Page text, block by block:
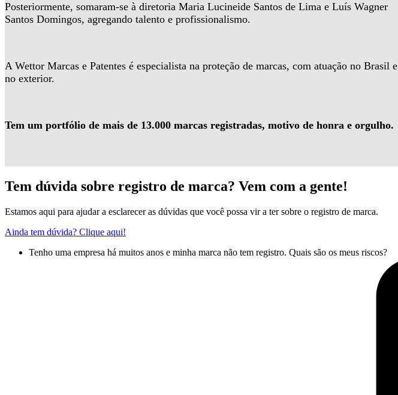
Posteriormente, somaram-se à diretoria Maria Lucineide Santos de Lima e Luís Wagner
Santos Domingos, agregando talento e profissionalismo.
A Wettor Marcas e Patentes é especialista na proteção de marcas, com atuação no Brasil e
no exterior.
Tem um portfólio de mais de 13.000 marcas registradas, motivo de honra e orgulho.
Tem dúvida sobre registro de marca? Vem com a gente!
Estamos aqui para ajudar a esclarecer as dúvidas que você possa vir a ter sobre o registro de marca.
Ainda tem dúvida? Clique aqui!
Tenho uma empresa há muitos anos e minha marca não tem registro. Quais são os meus riscos?